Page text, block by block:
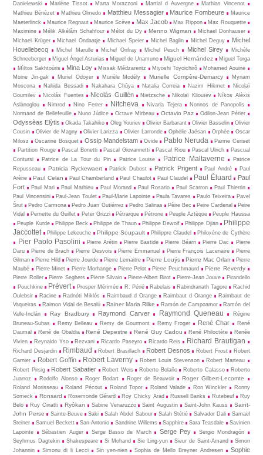
Danielewski
Marlène Tissot Marta Morazzoni Martial d Auvergne
Mathias Vincenot
Mathieu Bénézet
Mathieu Olmedo Matthieu Messagier Maurice Fombeure
Maurice
Maeterlinck
Maurice Regnaut Maurice Scève Max Jacob Max Rippon
Max Rouquette
Maximine
Mélik Alkélâm Schahfour Mélot du Dy Menno Wigman
Michael Donhauser
Michael Krüger
Michael Ondaatje Michael Speier Michel Baglin Michel Deguy
Michel
Houellebecq
Michel Marulle Michel Onfray Michel Pesch Michel Sirey
Michèle
Schneeberger
Miguel Ángel Asturias Miguel de Unamuno Miguel Hernández
Miguel Torga
Mìltos Sakhtoùris
Mina Loy Missak Médzarentz Miyoshi Toyoichirô
Mohamed Aouine
Moine Jin-gak
Muriel Odoyer Murièle Modély Murielle Compère-Demarcy
Myriam
Moscona
Nahida Bessadi Nakahara Chûya Natalia Correia Nazim Hikmet
Nicolaï
Goumilev
Nicolás Fuentes Nicolás Guillén Nietz­sche Nikolaï Kliouïev
Níkos Alèxis
Aslànoglou
Nimrod Nino Ferrer Nitcheva Nivaria Tejera
Nonnos de Panopolis
Normand de Bellefeuille
Nuno Júdice Octave Mirbeau Octavio Paz Odilon-Jean Périer
Odyssèas Elỳtis Okada Takahiko Oleg Youriev Olivier Barbarant Olivier Basselin
Olivier
Cousin
Olivier de Magny Olivier Larizza Olivier Larronde Ophélie Jaësan Orphée
Oscar
Milosz
Oscarine Bosquet Ossip Mandelstam Ovide Pablo Neruda
Parme Ceriset
Partition Rouge
Pascal Bonetti Pascal Giovannetti Pascal Riou Pascal Ulrich
Pascual
Contursi
Patrice de La Tour du Pin Patrice Louise Patrice Maltaverne
Patrice
Repusseau
Patricia Ryckewaert Patrick Dubost Patrick Prigent Paul André
Paul
Arène
Paul Celan Paul Chamberland Paul Chaulot Paul Claudel Paul Éluard
Paul
Fort
Paul Mari Paul Mathieu Paul Morand Paul Rosario Paul Scarron
Paul Thierrin
Paul Vincensini
Paul-Jean Toulet Paul-Marie Lapointe Paula Tavares Paulo Teixeira
Pavel
Šrut
Pedro Carmona Pedro Juan Gutiérrez Pedro Salinas Pèire Bec Peire Cardenal
Peire
Vidal
Pernette du Guillet Peter Grizzi Pétrarque Pétrone Peuple Aztèque
Peuple Haussa
Peuple Kurde
Philippe Beck Philippe de Thaun Philippe Dewolf Philippe Djian
Philippe
Jaccottet
Philippe Lekeuche Philippe Soupault Philippre Claudel Philoxène de Cythère
Pier Paolo Pasolini Pierre Arétin Pierre Bastide Pierre Béarn Pierre Dac
Pierre
Daru
Pierre de Brach Pierre Desvois Pierre Emmanuel Pierre François Lacenaire
Pierre
Gilman
Pierre Hild Pierre Jourde Pierre Lemaitre Pierre Louÿs Pierre Mac Orlan
Pierre
Maubé
Pierre Minet Pierre Morhange Pierre Pelot Pierre Peuchmaurd Pierre Reverdy
Pierre Roller Pierre Seghers Pierre Silvain Pierre-Albert Birot Pierre-Jean Jouve
Pirandello
Pouchkine
Prévert Prosper Mérimée R. Périé Rabelais Rabindranath Tagore
Rachid
Oulebsir
Racine Radnóti Miklós Raimbaud d Orange Raimbaut d Orange
Raimbaut de
Vaqueiras
Raimon Vidal de Besalú Rainer Maria Rilke Ramón de Campoamor
Ramón del
Valle-Inclán
Ray Bradbury Raymond Carver Raymond Queneau
Régine
Bruneau-Suhas
Remy Belleau Remy de Gourmont Remy Froger René Char
René
Daumal
René de Obaldia René Depestre René Guy Cadou René Philoctète
Renée
Vivien
Reynaldo Yso Rezvani Ricardo Paseyro Ricardo Reis Richard Brautigan
Richard Desjardin Rimbaud Robert Brasillach Robert Desnos Robert Frost
Robert
Garnier
Robert Goffin Robert Laverny Robert Louis Stevenson
Robert Marteau
Robert Pirsig
Robert Sabatier Robert Weis Roberto Bolaño Roberto Calasso
Roberto
Juarroz
Rodolfo Alonso Roger Bodart Roger de Beauvoir Roger Gilbert-Lecomte
Roland Morisseau Roland Pécout Roland Topor Roland Valade Ron Winckler
Ronny
Someck
Ronsard Rosemonde Gérard Roy Chicky Arad Russell Banks Rutebeuf
Ruy
Belo
Ruy Cinatti Ryôkan Sabine Venaruzzo Saint Augustin Saint-John Kauss
Saint-
John Perse
Sainte-Beuve Saki Salah Abdel Sabour Salah Stétié Salvador Dali
Samaël
Steiner
Samuel Beckett San-Antonio Sandrine Willems Sapphire Sara Teasdale
Savinien
Lapointe
Sébastien Auger Serge Basso de March Serge Pey
Sergio Mondragón
Seyhmus Dagtekin
Shakespeare Si Mohand Sie Ling-yun Sieur de Saint-Amand
Simon
Johannin
Simonu di li Lecci Sin yen-nien Sophia de Mello Breyner Andresen
Sophie